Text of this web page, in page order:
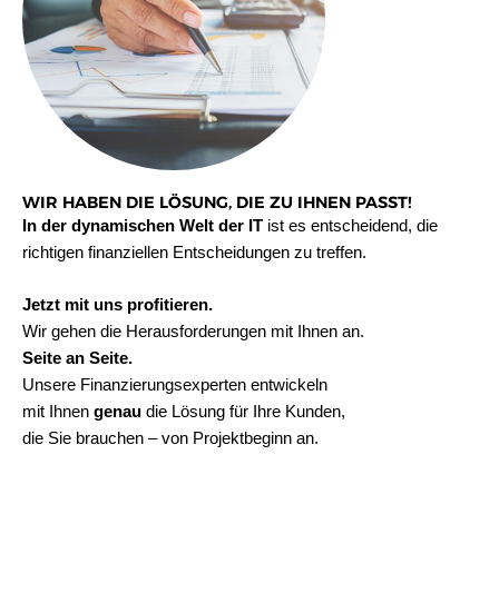
WIR HABEN DIE LÖSUNG, DIE ZU IHNEN PASST!
In der dynamischen Welt der IT ist es entscheidend, die
richtigen finanziellen Entscheidungen zu treffen.
Jetzt mit uns profitieren.
Wir gehen die Herausforderungen mit Ihnen an.
Seite an Seite.
Unsere Finanzierungsexperten entwickeln
mit Ihnen genau die Lösung für Ihre Kunden,
die Sie brauchen – von Projektbeginn an.